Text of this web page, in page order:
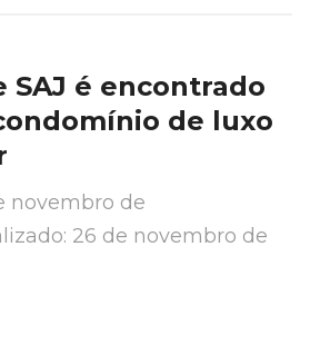
SAJ é encontrado
de luxo
novembro de
26 de novembro de